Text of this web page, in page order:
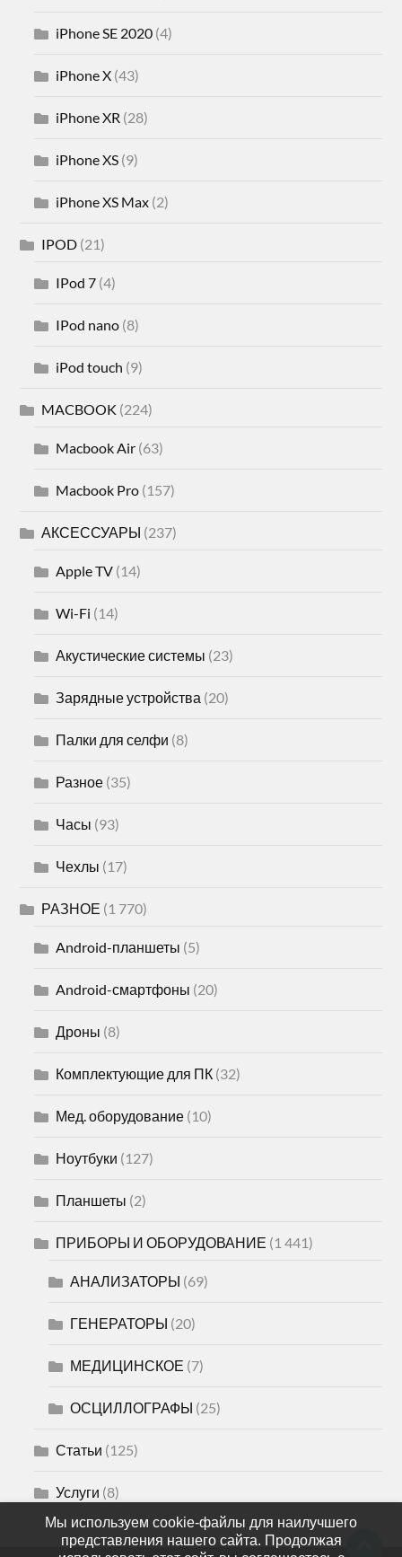
iPhone SE 2020 (4)
iPhone X (43)
iPhone XR (28)
iPhone XS (9)
iPhone XS Max (2)
IPOD (21)
IPod 7 (4)
IPod nano (8)
iPod touch (9)
MACBOOK (224)
Macbook Air (63)
Macbook Pro (157)
АКСЕССУАРЫ (237)
Apple TV (14)
Wi-Fi (14)
Акустические системы (23)
Зарядные устройства (20)
Палки для селфи (8)
Разное (35)
Часы (93)
Чехлы (17)
РАЗНОЕ (1 770)
Android-планшеты (5)
Android-смартфоны (20)
Дроны (8)
Комплектующие для ПК (32)
Мед. оборудование (10)
Ноутбуки (127)
Планшеты (2)
ПРИБОРЫ И ОБОРУДОВАНИЕ (1 441)
АНАЛИЗАТОРЫ (69)
ГЕНЕРАТОРЫ (20)
МЕДИЦИНСКОЕ (7)
ОСЦИЛЛОГРАФЫ (25)
Статьи (125)
Услуги (8)
Мы используем cookie-файлы для наилучшего
представления нашего сайта. Продолжая